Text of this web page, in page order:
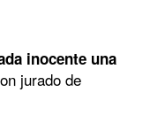
inocente una
jurado de